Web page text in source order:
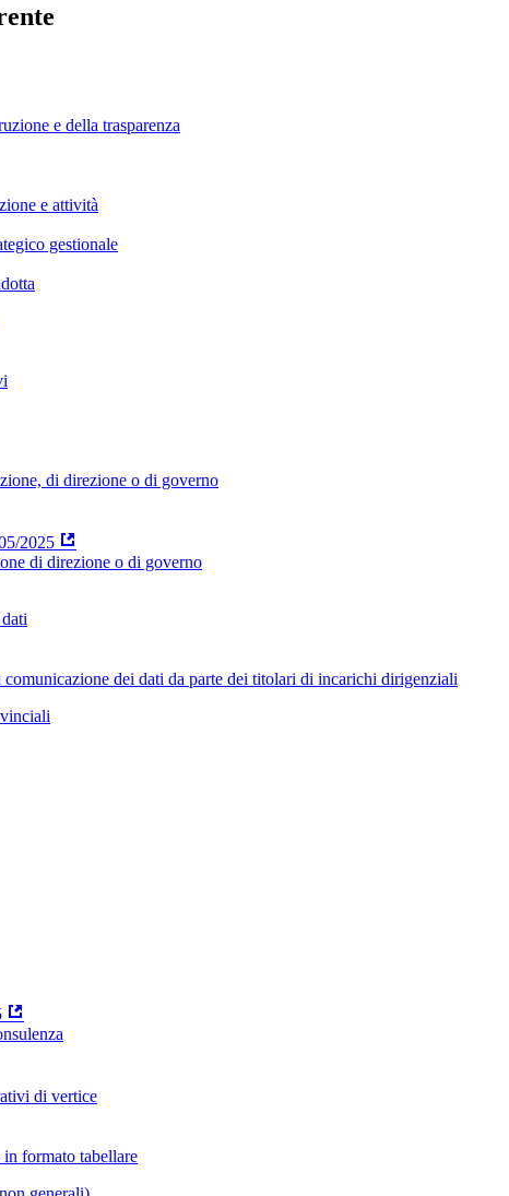
e della trasparenza
e attività
gestionale
di direzione o di governo
2025
di direzione o di governo
comunicazione dei dati da parte dei titolari di incarichi dirigenziali
di vertice
formato tabellare